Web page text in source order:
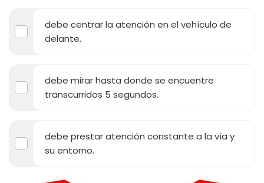
debe centrar la atención en el vehículo de
delante.
debe mirar hasta donde se encuentre
transcurridos 5 segundos.
debe prestar atención constante a la vía y
su entorno.